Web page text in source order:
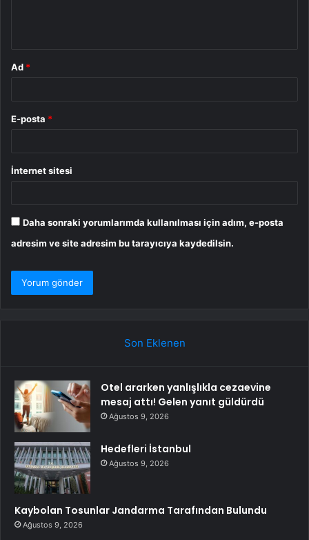
Ad *
E-posta *
İnternet sitesi
Daha sonraki yorumlarımda kullanılması için adım, e-posta
adresim ve site adresim bu tarayıcıya kaydedilsin.
Son Eklenen
Otel ararken yanlışlıkla cezaevine
mesaj attı! Gelen yanıt güldürdü
Ağustos 9, 2026
Hedefleri İstanbul
Ağustos 9, 2026
Kaybolan Tosunlar Jandarma Tarafından Bulundu
Ağustos 9, 2026